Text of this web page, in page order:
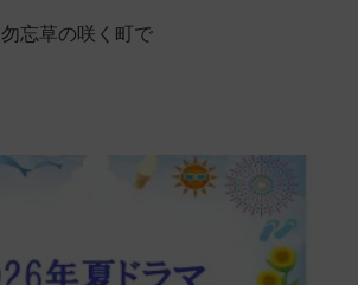
勿忘草の咲く町で